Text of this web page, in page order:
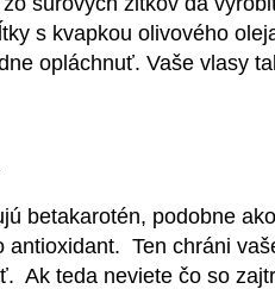
s kvapkou olivového
opláchnuť. Vaše vlasy
betakarotén, podobne
antioxidant. Ten chráni
Ak teda neviete čo so